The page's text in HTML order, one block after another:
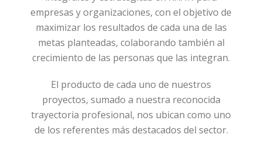
empresas y organizaciones, con el objetivo de
maximizar los resultados de cada una de las
metas planteadas, colaborando también al
crecimiento de las personas que las integran.
El producto de cada uno de nuestros
proyectos, sumado a nuestra reconocida
trayectoria profesional, nos ubican como uno
de los referentes más destacados del sector.